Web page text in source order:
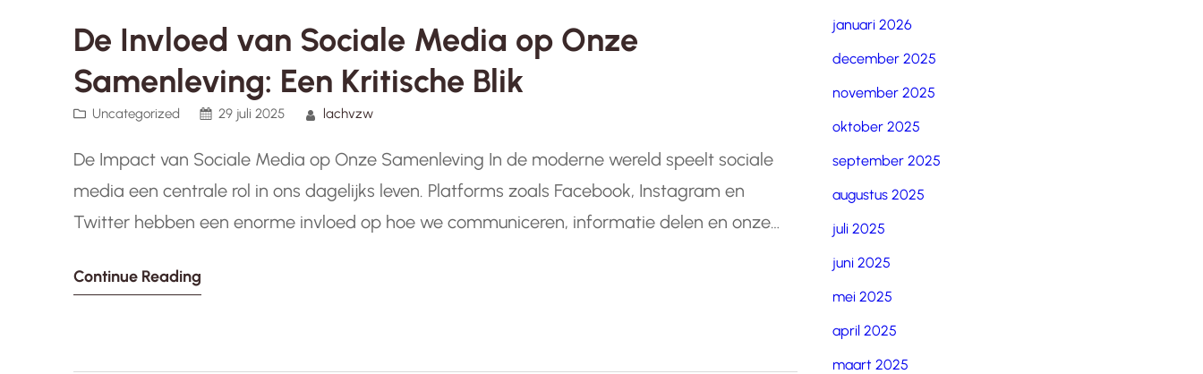
De Invloed van Sociale Media op Onze
Samenleving: Een Kritische Blik
Uncategorized 29 juli 2025 lachvzw
De Impact van Sociale Media op Onze Samenleving In de moderne wereld speelt sociale
media een centrale rol in ons dagelijks leven. Platforms zoals Facebook, Instagram en
Twitter hebben een enorme invloed op hoe we communiceren, informatie delen en onze
samenleving? Eén…
Continue Reading
januari 2026
december 2025
november 2025
oktober 2025
september 2025
augustus 2025
juli 2025
juni 2025
mei 2025
april 2025
maart 2025